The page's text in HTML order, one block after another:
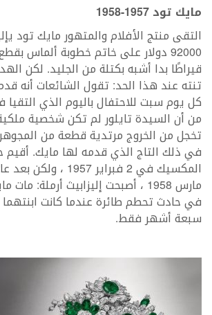
مايك تود 1957-1958
التقى منتج الأفلام والمتهور مايك تود
قيراطًا بدا أشبه بكتلة من الجليد. لكن
تنته عند هذا الحد: تقول الشائعات أنه
كل يوم سبت للاحتفال باليوم الذي
من أن السيدة تايلور لم تكن شخصية
تخجل من الخروج مرتدية قطعة من
في ذلك التاج الذي قدمه لها مايك.
المكسيك في 2 فبراير
مارس 1958 ، أصبحت إليزابيث
في حادث تحطم طائرة عندما كانت ابنتهما
سبعة أشهر فقط.